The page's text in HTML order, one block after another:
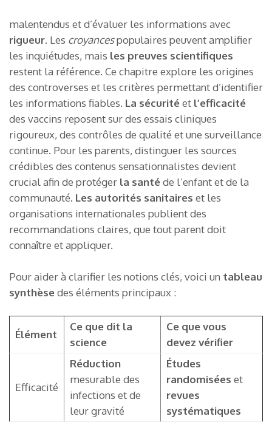
malentendus et d’évaluer les informations avec
rigueur. Les croyancespopulaires peuvent amplifier
les inquiétudes, mais les preuves scientifiques
restent la référence. Ce chapitre explore les origines
des controverses et les critères permettant d’identifier
les informations fiables. La sécuritéet l’efficacité
des vaccins reposent sur des essais cliniques
rigoureux, des contrôles de qualité et une surveillance
continue. Pour les parents, distinguer les sources
crédibles des contenus sensationnalistes devient
crucial afin de protéger la santéde l’enfant et de la
communauté. Les autorités sanitaires et les
organisations internationales publient des
recommandations claires, que tout parent doit
connaître et appliquer.
Pour aider à clarifier les notions clés, voici un tableau
synthèsedes éléments principaux :
Élément
Ce que dit la
science
Ce que vous
devez vérifier
Efficacité
Réduction
mesurable des
infections et de
leur gravité
Études
randomisées et
revues
systématiques